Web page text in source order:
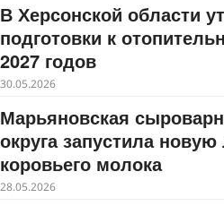
В Херсонской области
подготовки к
2027 годов
30.05.2026
Марьяновская
округа запустила
коровьего молока
28.05.2026